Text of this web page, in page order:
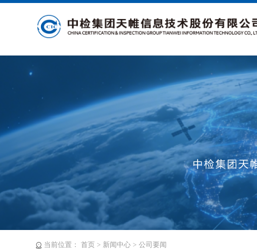
当前位置： 首页 > 新闻中心 > 公司要闻